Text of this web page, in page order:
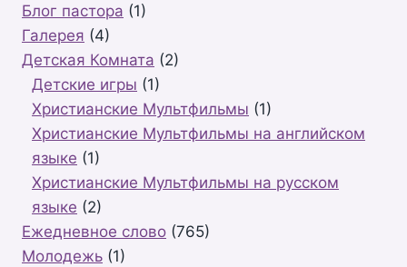
Блог пастора (1)
Галерея (4)
Детская Комната (2)
Детские игры (1)
Христианские Мультфильмы (1)
Христианские Мультфильмы на английском
языке (1)
Христианские Мультфильмы на русском
языке (2)
Ежедневное слово (765)
Молодежь (1)